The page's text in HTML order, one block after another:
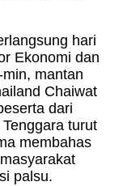
hari
Ekonomi dan
mantan
Chaiwat
dari
turut
membahas
palsu.